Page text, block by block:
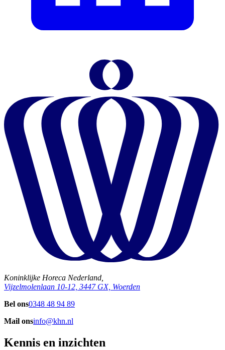
Koninklijke Horeca Nederland,
Vijzelmolenlaan 10-12, 3447 GX, Woerden
Bel ons0348 48 94 89
Mail onsinfo@khn.nl
Kennis en inzichten